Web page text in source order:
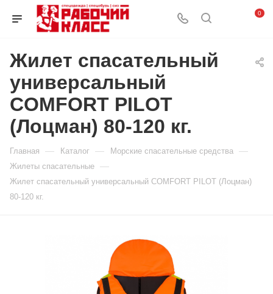
0
Жилет спасательный
универсальный
COMFORT PILOT
(Лоцман) 80-120 кг.
Главная — Каталог — Морские спасательные средства —
Жилеты спасательные —
Жилет спасательный универсальный COMFORT PILOT (Лоцман)
80-120 кг.